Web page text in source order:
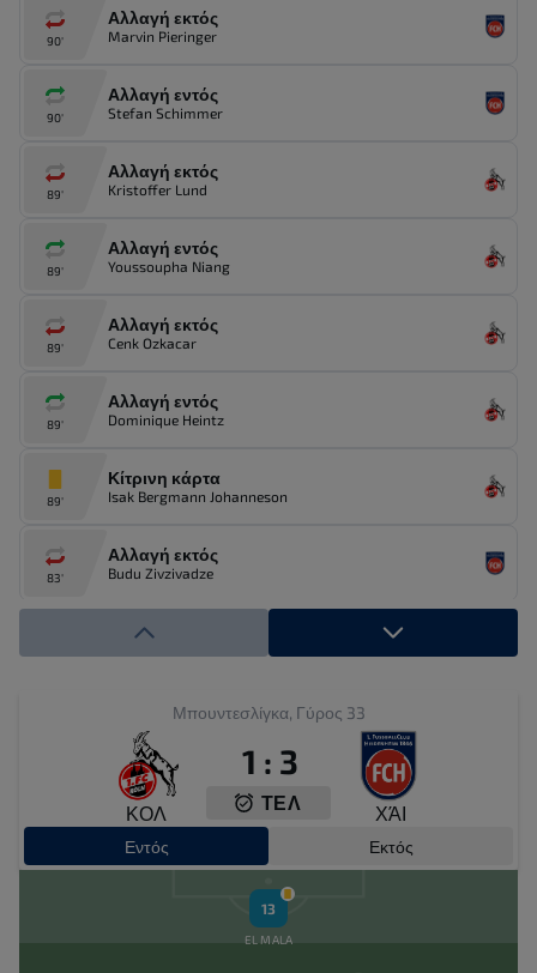
90'
Αλλαγή εκτός
Marvin Pieringer
90'
Αλλαγή εντός
Stefan Schimmer
89'
Αλλαγή εκτός
Kristoffer Lund
89'
Αλλαγή εντός
Youssoupha Niang
89'
Αλλαγή εκτός
Cenk Ozkacar
89'
Αλλαγή εντός
Dominique Heintz
89'
Κίτρινη κάρτα
Isak Bergmann Johanneson
83'
Αλλαγή εκτός
Budu Zivzivadze
83'
Αλλαγή εντός
Αλλαγή εκτός
Αλλαγή εντός
Luca Kerber
Αλλαγή εκτός
Μπουντεσλίγκα, Γύρος 33
ΚΟΛ
1 : 3
ΤΕΛ ΧΆΙ
Εντός Εκτός
13
EL MALA